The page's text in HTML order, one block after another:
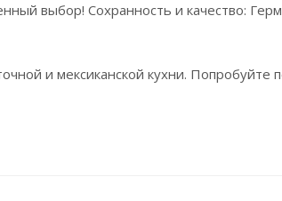
выбор! Сохранность и качество:
и мексиканской кухни.